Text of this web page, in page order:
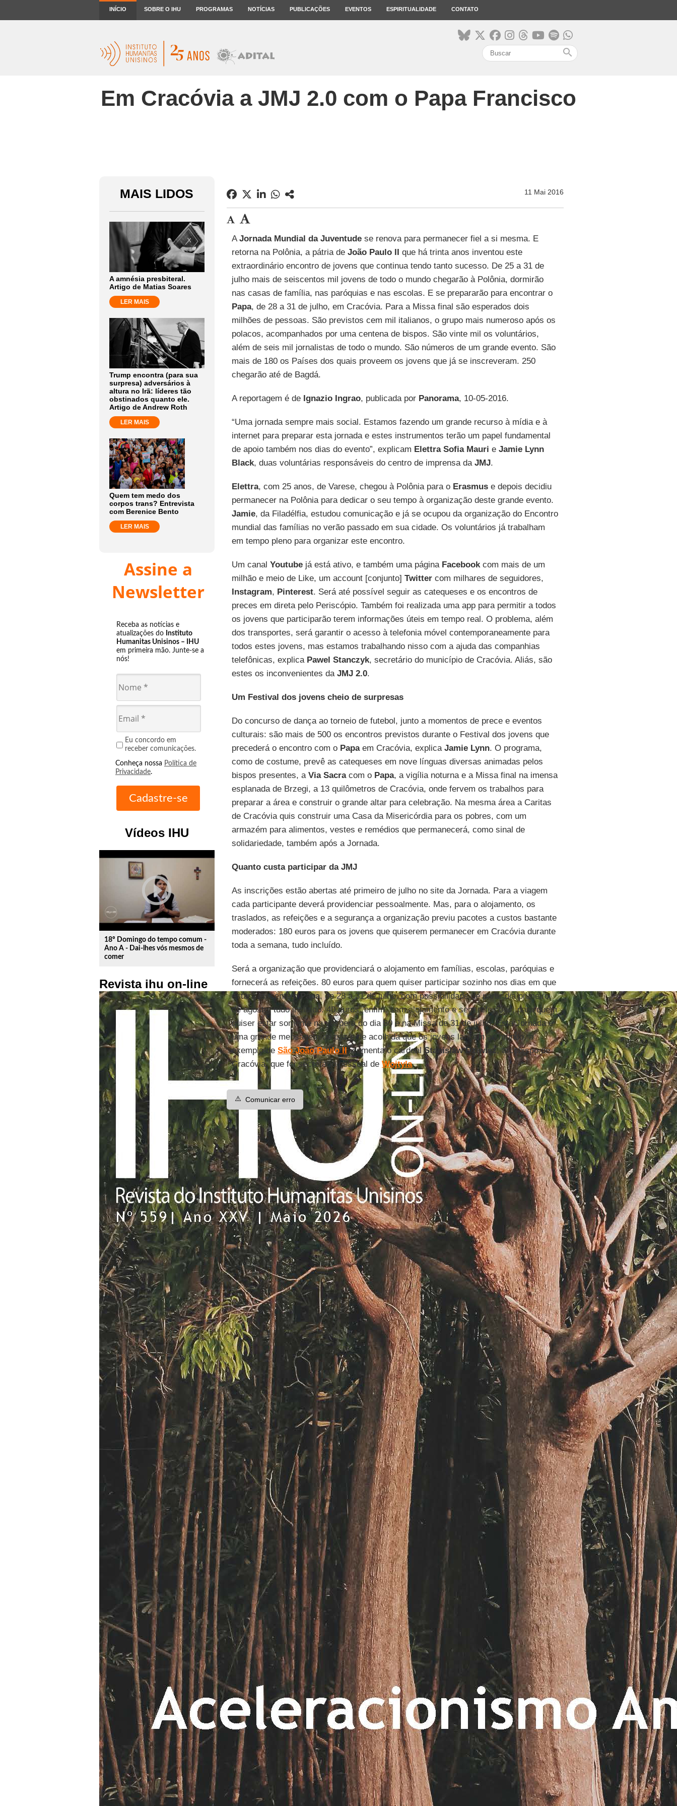
INÍCIO SOBRE O IHU PROGRAMAS NOTÍCIAS PUBLICAÇÕES EVENTOS ESPIRITUALIDADE CONTATO
search
Em Cracóvia a JMJ 2.0 com o Papa Francisco
MAIS LIDOS
A amnésia presbiteral.
Artigo de Matias Soares
LER MAIS
Trump encontra (para sua
surpresa) adversários à
altura no Irã: líderes tão
obstinados quanto ele.
Artigo de Andrew Roth
LER MAIS
Quem tem medo dos
corpos trans? Entrevista
com Berenice Bento
LER MAIS
Assine a
Newsletter
Receba as notícias e
atualizações do Instituto
Humanitas Unisinos – IHU
em primeira mão. Junte-se a
nós!
Eu concordo em
receber comunicações.
Conheça nossa Política de
Privacidade.
Vídeos IHU
play_circle_outline
18º Domingo do tempo comum -
Ano A - Dai-lhes vós mesmos de
comer
Revista ihu on-line
11 Mai 2016
AJornada Mundial da Juventudese renova para permanecer fiel a si mesma. E
retorna na Polônia, a pátria deJoão Paulo II que há trinta anos inventou este
extraordinário encontro de jovens que continua tendo tanto sucesso. De 25 a 31 de
julho mais de seiscentos mil jovens de todo o mundo chegarão à Polônia, dormirão
nas casas de família, nas paróquias e nas escolas. E se prepararão para encontrar o
Papa, de 28 a 31 de julho, em Cracóvia. Para a Missa final são esperados dois
milhões de pessoas. São previstos cem mil italianos, o grupo mais numeroso após os
polacos, acompanhados por uma centena de bispos. São vinte mil os voluntários,
além de seis mil jornalistas de todo o mundo. São números de um grande evento. São
mais de 180 os Países dos quais proveem os jovens que já se inscreveram. 250
chegarão até de Bagdá.
A reportagem é de Ignazio Ingrao, publicada por Panorama, 10-05-2016.
“Uma jornada sempre mais social. Estamos fazendo um grande recurso à mídia e à
internet para preparar esta jornada e estes instrumentos terão um papel fundamental
de apoio também nos dias do evento”, explicam Elettra Sofia Mauri e Jamie Lynn
Black, duas voluntárias responsáveis do centro de imprensa da JMJ.
Elettra, com 25 anos, de Varese, chegou à Polônia para o Erasmuse depois decidiu
permanecer na Polônia para dedicar o seu tempo à organização deste grande evento.
Jamie, da Filadélfia, estudou comunicação e já se ocupou da organização do Encontro
mundial das famílias no verão passado em sua cidade. Os voluntários já trabalham
em tempo pleno para organizar este encontro.
Um canal Youtubejá está ativo, e também uma página Facebookcom mais de um
milhão e meio de Like, um account [conjunto] Twittercom milhares de seguidores,
Instagram, Pinterest. Será até possível seguir as catequeses e os encontros de
preces em direta pelo Periscópio. Também foi realizada uma app para permitir a todos
os jovens que participarão terem informações úteis em tempo real. O problema, além
dos transportes, será garantir o acesso à telefonia móvel contemporaneamente para
todos estes jovens, mas estamos trabalhando nisso com a ajuda das companhias
telefônicas, explica Pawel Stanczyk, secretário do município de Cracóvia. Aliás, são
estes os inconvenientes da JMJ 2.0.
Um Festival dos jovens cheio de surpresas
Do concurso de dança ao torneio de futebol, junto a momentos de prece e eventos
culturais: são mais de 500 os encontros previstos durante o Festival dos jovens que
precederá o encontro com o Papaem Cracóvia, explica Jamie Lynn. O programa,
como de costume, prevê as catequeses em nove línguas diversas animadas pelos
bispos presentes, a Via Sacracom o Papa, a vigília noturna e a Missa final na imensa
esplanada de Brzegi, a 13 quilômetros de Cracóvia, onde fervem os trabalhos para
preparar a área e construir o grande altar para celebração. Na mesma área a Caritas
de Cracóvia quis construir uma Casa da Misericórdia para os pobres, com um
armazém para alimentos, vestes e remédios que permanecerá, como sinal de
solidariedade, também após a Jornada.
Quanto custa participar da JMJ
As inscrições estão abertas até primeiro de julho no site da Jornada. Para a viagem
cada participante deverá providenciar pessoalmente. Mas, para o alojamento, os
traslados, as refeições e a segurança a organização previu pacotes a custos bastante
moderados: 180 euros para os jovens que quiserem permanecer em Cracóvia durante
toda a semana, tudo incluído.
Será a organização que providenciará o alojamento em famílias, escolas, paróquias e
fornecerá as refeições. 80 euros para quem quiser participar sozinho nos dias em que
estará presente o Papa, de 28 a 31 de julho, com possibilidade de partir dia primeiro
de agosto, tudo incluído. 40 euros, enfim, sem alojamento e sem refeições, para quem
quiser estar somente na véspera do dia 30 e na Missa de 31 de julho. Esta Jornada é
uma grande mensagem de paz e de acolhida que os jovens lançam ao mundo, a
exemplo de São João Paulo II, comenta o cardealStanislaw Dziwisz, arcebispo de
Cracóvia, que foi secretário pessoal de Wojtyla.
⚠️ Comunicar erro